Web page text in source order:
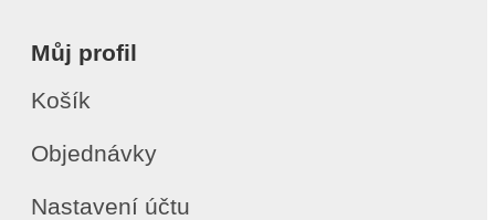
Můj profil
Košík
Objednávky
Nastavení účtu